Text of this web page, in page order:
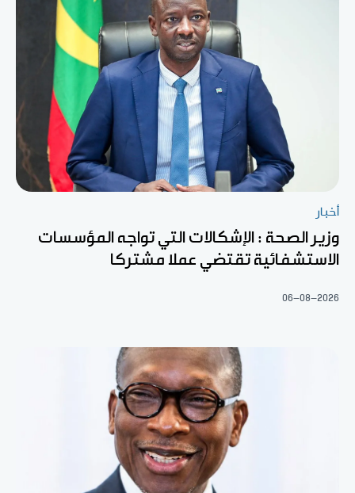
أخبار
وزير الصحة : الإشكالات التي تواجه المؤسسات
الاستشفائية تقتضي عملا مشتركا
06-08-2026